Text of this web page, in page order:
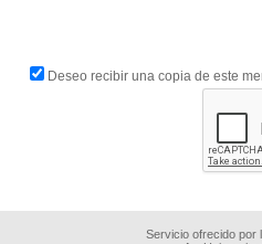
Deseo recibir una copia de este
Servicio ofrecido por